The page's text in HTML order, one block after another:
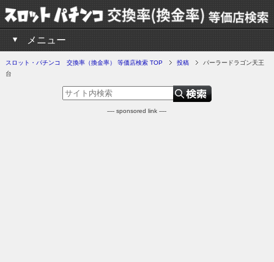
メニュー
スロット・パチンコ 交換率（換金率） 等価店検索 TOP 投稿
パーラードラゴン天王
台
---- sponsored link ----